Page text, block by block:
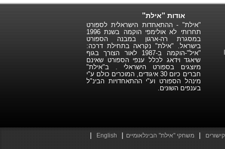
אודות "אילת"
"אילת" - ההתאחדות הישראלית לספורט
תחרותי לא אולימפי הוקמה בשנת 1996
במסגרת רה-ארגון במבנה הספורט
בישראל. "אילת" נקראה בתחילת דרכה:
"איל"-הוקמה ב-1987 לאור הצורך בגוף
שיאגד וידאג לכלל ענפי הספורט שאינם
מיוצגים בספורט הישראלי . ב"אילת"
חברים כיום 30 איגודים, המוכרים כולם ע"י
מינהל הספורט וע"י ההתאחדויות הבינ"ל
בענפים השונים.
קישורים | משחקי "אילת" הבינלאומיים |
English
|